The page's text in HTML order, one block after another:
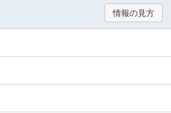
情報の見方